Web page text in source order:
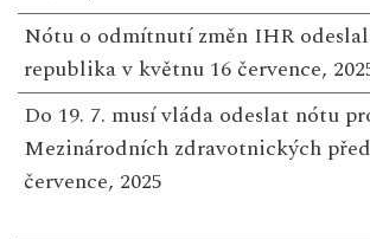
Nótu o odmítnutí změn IHR
republika v květnu 16 července,
Do 19. 7. musí vláda odeslat nótu
Mezinárodních zdravotnických
července, 2025